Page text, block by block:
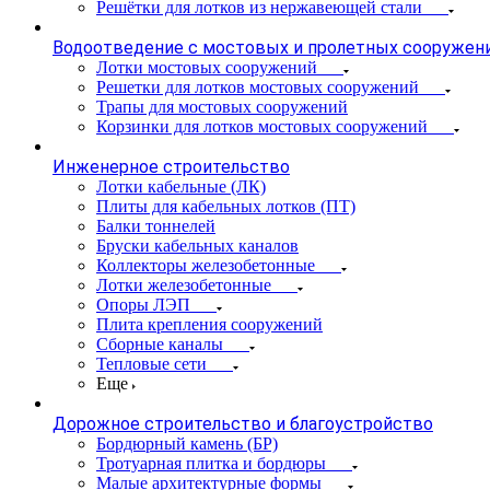
Решётки для лотков из нержавеющей стали
Водоотведение с мостовых и пролетных
Лотки мостовых сооружений
Решетки для лотков мостовых сооружений
Трапы для мостовых сооружений
Корзинки для лотков мостовых сооружений
Инженерное строительство
Лотки кабельные (ЛК)
Плиты для кабельных лотков (ПТ)
Балки тоннелей
Бруски кабельных каналов
Коллекторы железобетонные
Лотки железобетонные
Опоры ЛЭП
Плита крепления сооружений
Сборные каналы
Тепловые сети
Еще
Дорожное строительство и благоустройство
Бордюрный камень (БР)
Тротуарная плитка и бордюры
Малые архитектурные формы